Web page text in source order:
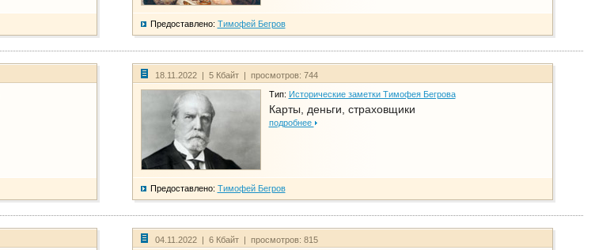
Предоставлено: Тимофей Бегров
18.11.2022 | 5 Кбайт | просмотров: 744
Тип: Исторические заметки Тимофея Бегрова
Карты, деньги, страховщики
подробнее
Предоставлено: Тимофей Бегров
04.11.2022 | 6 Кбайт | просмотров: 815